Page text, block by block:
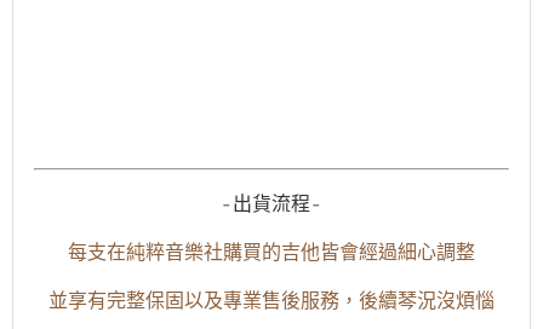
-出貨流程-
每支在純粹音樂社購買的吉他皆會經過細心調整
並享有完整保固以及專業售後服務，後續琴況沒煩惱